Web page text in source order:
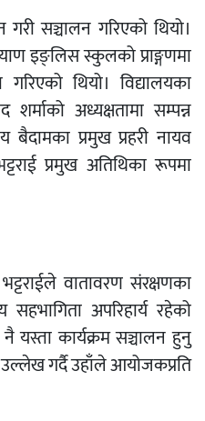
सञ्चालन गरिएको थियो।
इङ्लिस स्कुलको प्राङ्गणमा
थियो। विद्यालयका
अध्यक्षतामा सम्पन्न
बैदामका प्रमुख प्रहरी नायव
प्रमुख अतिथिका रूपमा
वातावरण संरक्षणका
अपरिहार्य रहेको
यस्ता कार्यक्रम सञ्चालन हुनु
उल्लेख गर्दै उहाँले आयोजकप्रति